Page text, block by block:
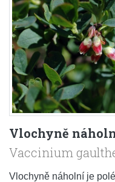
Vlochyně
Vaccinium
Vlochyně náholní je